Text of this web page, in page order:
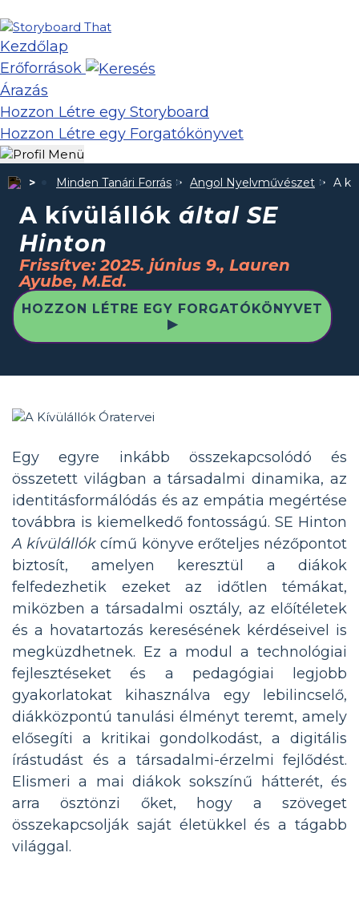
Kezdőlap
Erőforrások
Árazás
Hozzon Létre egy Storyboard
Hozzon Létre egy Forgatókönyvet
Minden Tanári Forrás Angol Nyelvművészet A
A kívülállók által SE
Hinton
Frissítve: 2025. június 9., Lauren
Ayube, M.Ed.
HOZZON LÉTRE EGY FORGATÓKÖNYVET
▶
Egy egyre inkább összekapcsolódó és
összetett világban a társadalmi dinamika, az
identitásformálódás és az empátia megértése
továbbra is kiemelkedő fontosságú. SE Hinton
A kívülállók című könyve erőteljes nézőpontot
biztosít, amelyen keresztül a diákok
felfedezhetik ezeket az időtlen témákat,
miközben a társadalmi osztály, az előítéletek
és a hovatartozás keresésének kérdéseivel is
megküzdhetnek. Ez a modul a technológiai
fejlesztéseket és a pedagógiai legjobb
gyakorlatokat kihasználva egy lebilincselő,
diákközpontú tanulási élményt teremt, amely
elősegíti a kritikai gondolkodást, a digitális
írástudást és a társadalmi-érzelmi fejlődést.
Elismeri a mai diákok sokszínű hátterét, és
arra ösztönzi őket, hogy a szöveget
összekapcsolják saját életükkel és a tágabb
világgal.